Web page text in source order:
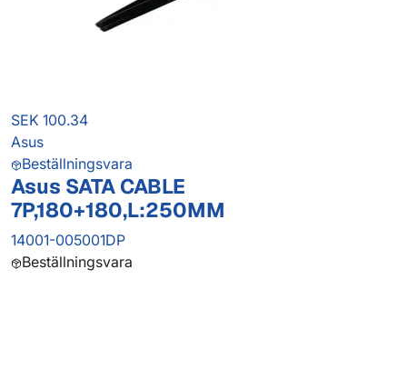
SEK 100.34
Asus
Beställningsvara
Asus SATA CABLE
7P,180+180,L:250MM
14001-005001DP
Beställningsvara